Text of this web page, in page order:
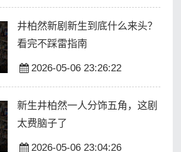
井柏然新剧新生到底什么来头？
看完不踩雷指南
2026-05-06 23:26:22
新生井柏然一人分饰五角，这剧
太费脑子了
2026-05-06 23:04:26